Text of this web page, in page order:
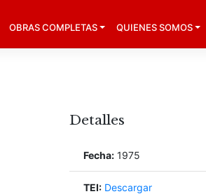
OBRAS COMPLETAS QUIENES SOMOS
Detalles
Fecha: 1975
TEI: Descargar